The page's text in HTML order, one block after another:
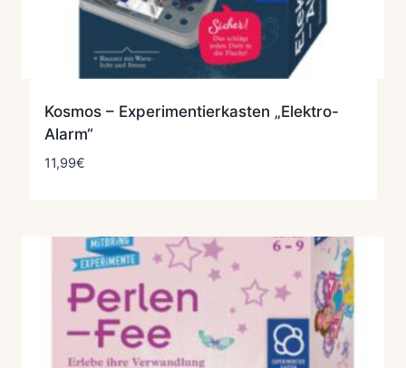
Kosmos – Experimentierkasten „Elektro-
Alarm“
11,99€